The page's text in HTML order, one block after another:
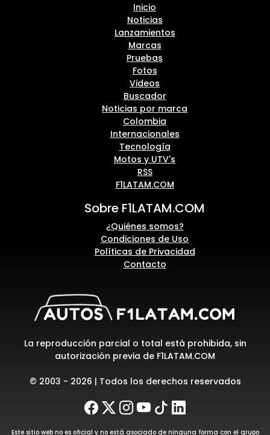
Inicio
Noticias
Lanzamientos
Marcas
Pruebas
Fotos
Videos
Buscador
Noticias por marca
Colombia
Internacionales
Tecnología
Motos y UTV's
RSS
F1LATAM.COM
Sobre F1LATAM.COM
¿Quiénes somos?
Condiciones de Uso
Políticas de Privacidad
Contacto
La reproducción parcial o total está prohibida, sin
autorización previa de F1LATAM.COM
© 2003 - 2026 | Todos los derechos reservados
Este sitio web no es oficial y no está asociado de ninguna forma con el grupo